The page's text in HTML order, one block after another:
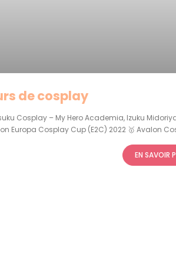
de cosplay
Cosplay – My Hero Academia, Izuku
Europa Cosplay Cup (E2C) 2022 🥇 Avalon
EN SAVOIR